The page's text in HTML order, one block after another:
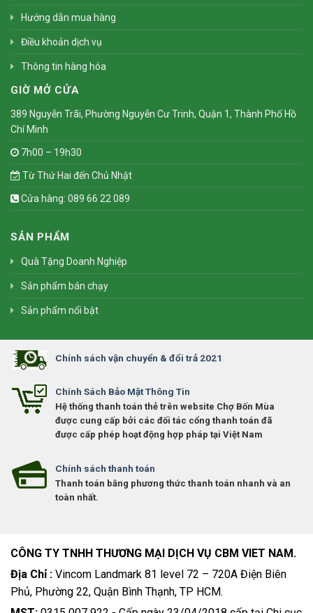
Hướng dẫn mua hàng
Điều khoản dịch vụ
Thông tin hàng hóa
GIỜ MỞ CỬA
389 Nguyễn Trãi, Phường Nguyễn Cư Trinh, Quận 1, Thành Phố Hồ
Chí Minh
7h00 – 19h30
Từ Thứ Hai đến Chủ Nhật
Cửa hàng: 089 66 22 089
SẢN PHẨM
Quà Tặng Doanh Nghiệp
Sản phẩm bán chạy
Sản phẩm nổi bật
Chính sách vận chuyển & đổi trả 2021
Chính Sách Bảo Mật Thông Tin
Hệ thống thanh toán thẻ trên website Chợ Bốn Mùa
được cung cấp bởi các đối tác cổng thanh toán đã
được cấp phép hoạt động hợp pháp tại Việt Nam
Chính sách thanh toán
Thanh toán bằng phương thức thanh toán nhanh và an
toàn nhất.
CÔNG TY TNHH THƯƠNG MẠI DỊCH VỤ CBM VIET NAM.
Địa Chỉ : Vincom Landmark 81 level 72 – 720A Điện Biên
Phủ, Phường 22, Quận Bình Thạnh, TP HCM.